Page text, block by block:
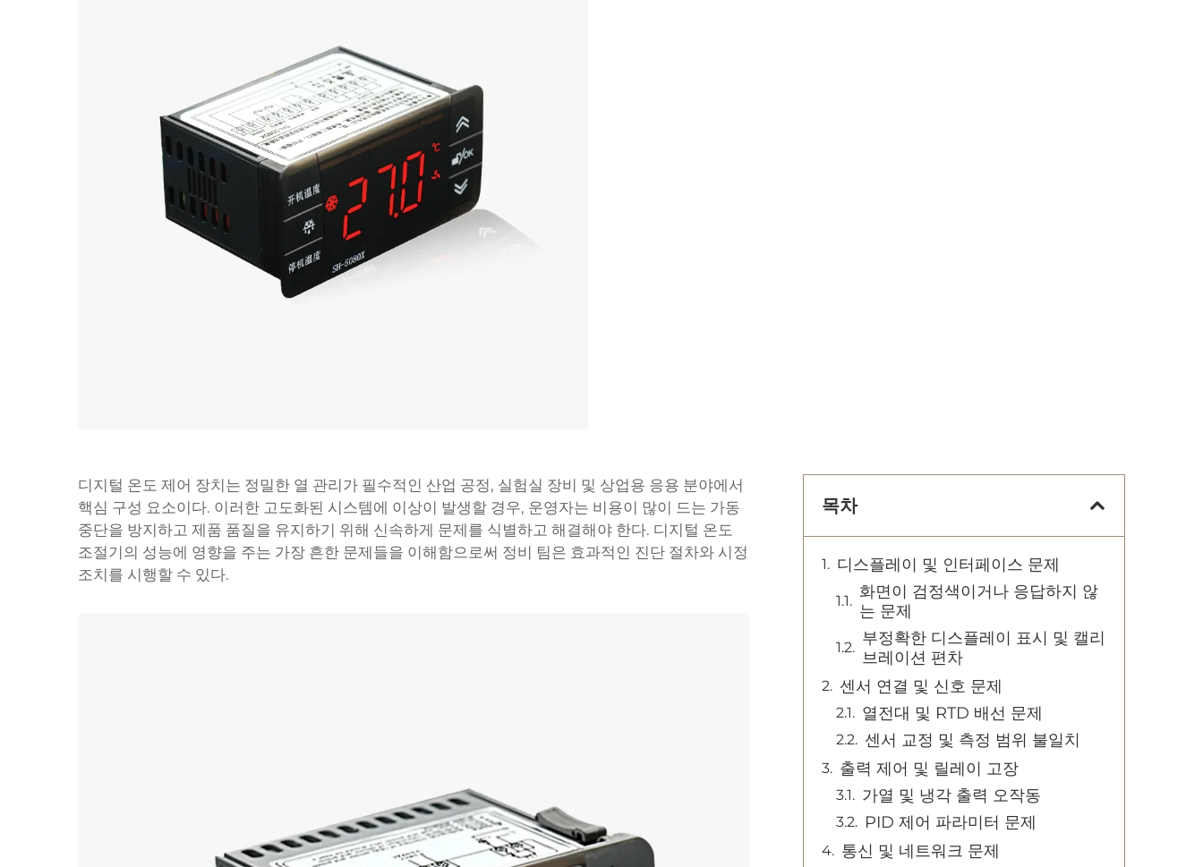
디지털 온도 제어 장치는 정밀한 열 관리가 필수적인 산업 공정, 실험실 장비 및 상업용 응용 분야에서
핵심 구성 요소이다. 이러한 고도화된 시스템에 이상이 발생할 경우, 운영자는 비용이 많이 드는 가동
중단을 방지하고 제품 품질을 유지하기 위해 신속하게 문제를 식별하고 해결해야 한다. 디지털 온도
조절기의 성능에 영향을 주는 가장 흔한 문제들을 이해함으로써 정비 팀은 효과적인 진단 절차와 시정
조치를 시행할 수 있다.
목차
디스플레이 및 인터페이스 문제
화면이 검정색이거나 응답하지 않
는 문제
부정확한 디스플레이 표시 및 캘리
브레이션 편차
센서 연결 및 신호 문제
열전대 및 RTD 배선 문제
센서 교정 및 측정 범위 불일치
출력 제어 및 릴레이 고장
가열 및 냉각 출력 오작동
PID 제어 파라미터 문제
통신 및 네트워크 문제